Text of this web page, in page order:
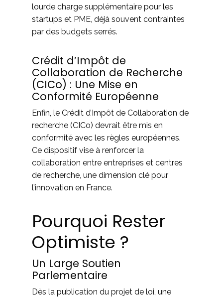
lourde charge supplémentaire pour les
startups et PME, déjà souvent contraintes
par des budgets serrés.
Crédit d’Impôt de
Collaboration de Recherche
(CICo) : Une Mise en
Conformité Européenne
Enfin, le Crédit d’Impôt de Collaboration de
recherche (CICo) devrait être mis en
conformité avec les règles européennes.
Ce dispositif vise à renforcer la
collaboration entre entreprises et centres
de recherche, une dimension clé pour
l’innovation en France.
Pourquoi Rester
Optimiste ?
Un Large Soutien
Parlementaire
Dès la publication du projet de loi, une